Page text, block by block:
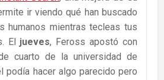
ir viendo qué han buscado
humanos mientras tecleas tus
El jueves, Feross apostó con
cuarto de la universidad de
podía hacer algo parecido pero